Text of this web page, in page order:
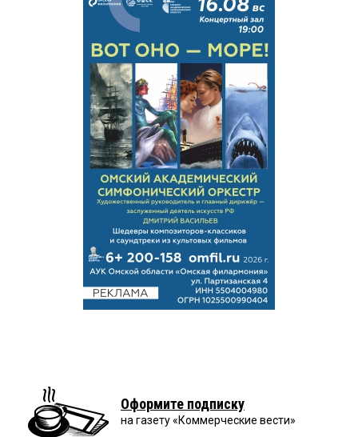
Оформите подписку
на газету «Коммерческие вести»